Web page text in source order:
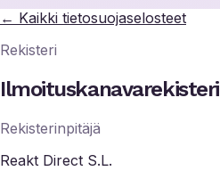
← Kaikki tietosuojaselosteet
Rekisteri
Ilmoituskanavarekisteri
Rekisterinpitäjä
Reakt Direct S.L.